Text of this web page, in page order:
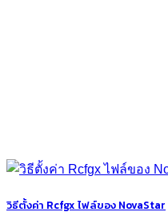
วิธีตั้งค่า Rcfgx ไฟล์ของ NovaStar